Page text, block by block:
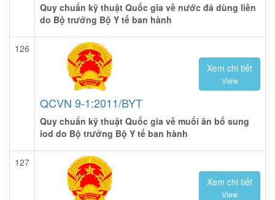
Quy chuẩn kỹ thuật Quốc gia về nước đá dùng liền
do Bộ trưởng Bộ Y tế ban hành
126
QCVN 9-1:2011/BYT
Quy chuẩn kỹ thuật Quốc gia về muối ăn bổ sung
iod do Bộ trưởng Bộ Y tế ban hành
Xem chi tiết
View
127
Xem chi tiết
View